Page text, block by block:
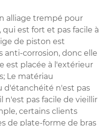
alliage trempé pour
est fort et pas facile à
de piston est
anti-corrosion, donc elle
est placée à l'extérieur
Le matériau
d'étanchéité n'est pas
n'est pas facile de vieillir
certains clients
de plate-forme de bras